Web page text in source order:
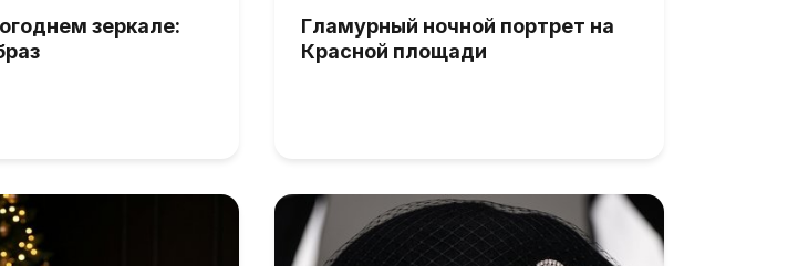
зеркале:
Гламурный ночной портрет на
Красной площади